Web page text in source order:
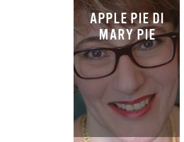
APPLE PIE DI
MARY PIE